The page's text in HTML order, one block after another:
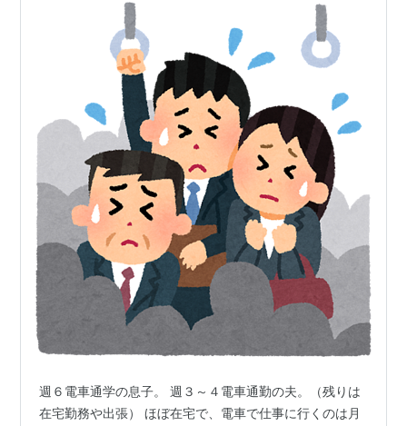
週６電車通学の息子。 週３～４電車通勤の夫。（残りは
在宅勤務や出張） ほぼ在宅で、電車で仕事に行くのは月